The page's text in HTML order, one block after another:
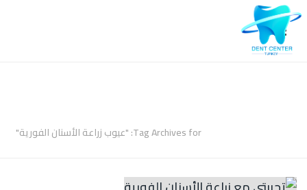
Tag Archives for: "عيوب زراعة الأسنان الفورية"